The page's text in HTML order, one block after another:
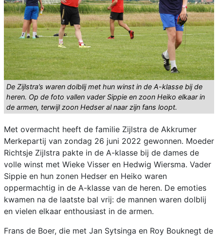
De Zijlstra’s waren dolblij met hun winst in de A-klasse bij de
heren. Op de foto vallen vader Sippie en zoon Heiko elkaar in
de armen, terwijl zoon Hedser al naar zijn fans loopt.
Met overmacht heeft de familie Zijlstra de Akkrumer
Merkepartij van zondag 26 juni 2022 gewonnen. Moeder
Richtsje Zijlstra pakte in de A-klasse bij de dames de
volle winst met Wieke Visser en Hedwig Wiersma. Vader
Sippie en hun zonen Hedser en Heiko waren
oppermachtig in de A-klasse van de heren. De emoties
kwamen na de laatste bal vrij: de mannen waren dolblij
en vielen elkaar enthousiast in de armen.
Frans de Boer, die met Jan Sytsinga en Roy Bouknegt de